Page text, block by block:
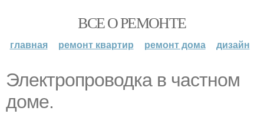
ВСЕ О РЕМОНТЕ
главная ремонт квартир ремонт дома дизайн
Электропроводка в частном
доме.